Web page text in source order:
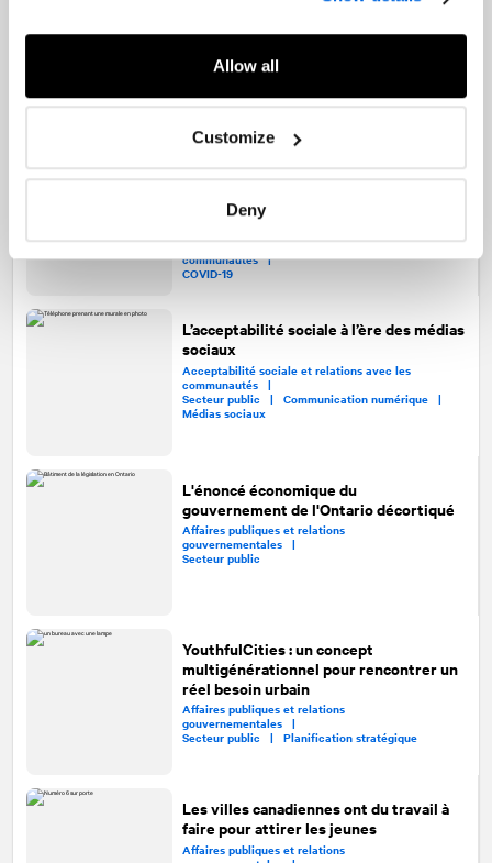
Allow all
Customize
Deny
Municipalités : naviguer dans la
tempête
Engagement des employés
Comment les villes et les municipalités
Acceptabilité sociale et relations avec les
communautés |
COVID-19
L’acceptabilité sociale à l’ère des médias
sociaux
Acceptabilité sociale et relations avec les
communautés |
Secteur public |Communication numérique |
Médias sociaux
L'énoncé économique du
gouvernement de l'Ontario décortiqué
Affaires publiques et relations
gouvernementales |
Secteur public
YouthfulCities : un concept
multigénérationnel pour rencontrer un
réel besoin urbain
Affaires publiques et relations
gouvernementales |
Secteur public |Planification stratégique
Les villes canadiennes ont du travail à
faire pour attirer les jeunes
Affaires publiques et relations